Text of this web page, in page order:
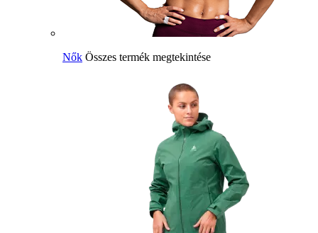
Nők Összes termék megtekintése